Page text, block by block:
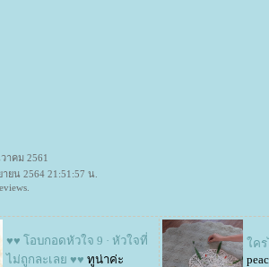
าคม 2561
ยน 2564 21:51:57 น.
♥♥ โอบกอดหัวใจ 9 · หัวใจที่
ไม่ถูกละเลย ♥♥ ทูน่าค่ะ
คร